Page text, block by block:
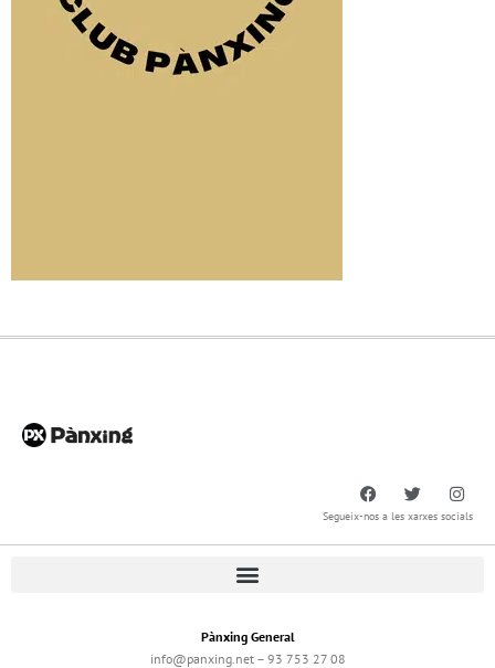
Segueix-nos a les xarxes socials
Pànxing General
info@panxing.net – 93 753 27 08